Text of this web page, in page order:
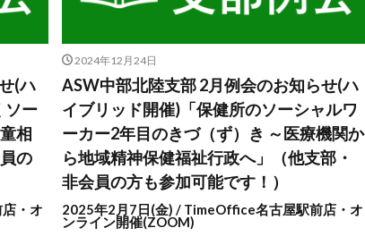
(ハ
ソー
相
の
・オ
2024年12月24日
ASW中部北陸支部 2月例会のお知らせ(ハ
イブリッド開催)「保健所のソーシャルワ
ーカー2年目のきづ（ず）き ～医療機関か
ら地域精神保健福祉行政へ」（他支部・
非会員の方も参加可能です！）
2025年2月7日(金) / TimeOffice名古屋駅前店・オ
ンライン開催(ZOOM)